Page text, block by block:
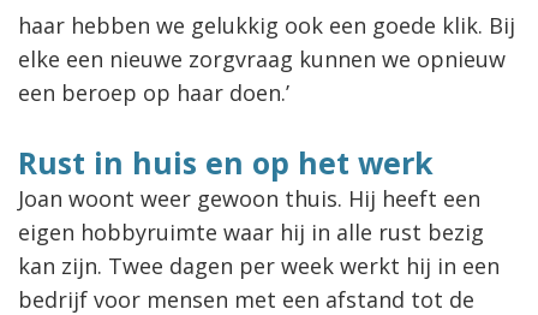
haar hebben we gelukkig ook een goede klik. Bij
elke een nieuwe zorgvraag kunnen we opnieuw
een beroep op haar doen.’
Rust in huis en op het werk
Joan woont weer gewoon thuis. Hij heeft een
eigen hobbyruimte waar hij in alle rust bezig
kan zijn. Twee dagen per week werkt hij in een
bedrijf voor mensen met een afstand tot de